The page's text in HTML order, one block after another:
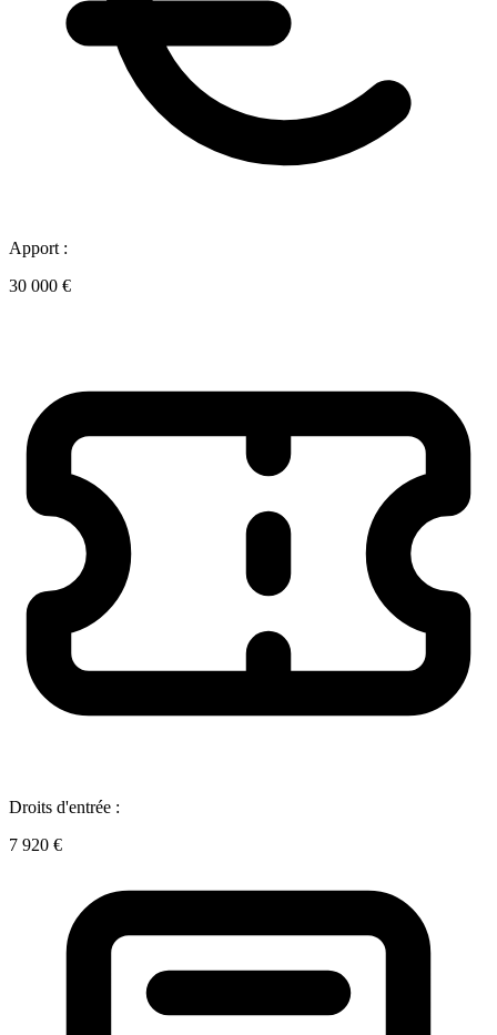
Apport :
30 000 €
Droits d'entrée :
7 920 €